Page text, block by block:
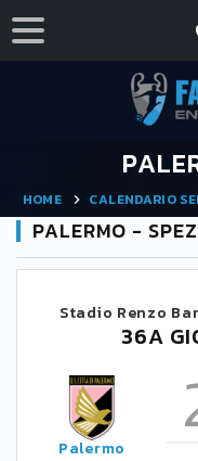
HOME CALENDARIO
PALERMO -
Stadio Renzo
36A
Palermo